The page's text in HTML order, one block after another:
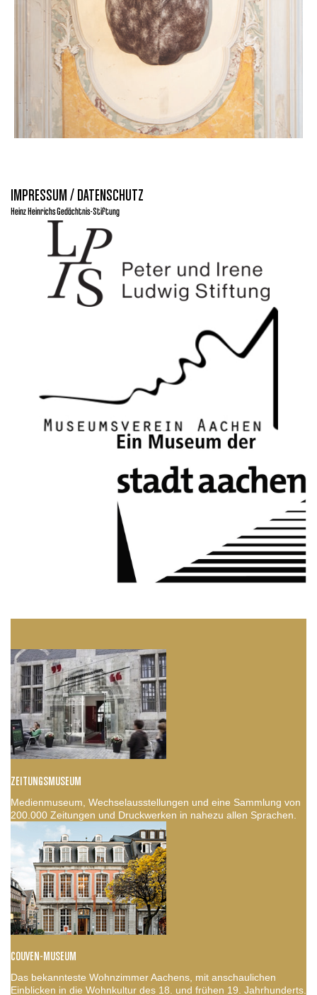
IMPRESSUM / DATENSCHUTZ
Heinz Heinrichs Gedächtnis-Stiftung
ZEITUNGSMUSEUM
Medienmuseum, Wechselausstellungen und eine Sammlung von
200.000 Zeitungen und Druckwerken in nahezu allen Sprachen.
COUVEN-MUSEUM
Das bekannteste Wohnzimmer Aachens, mit anschaulichen
Einblicken in die Wohnkultur des 18. und frühen 19. Jahrhunderts.